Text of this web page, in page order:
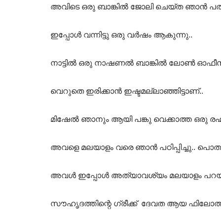
അവിടെ ഒരു ബാങ്കിൽ ജോലി ചെയ്ത ഞാൻ
ഇപ്പോൾ വന്നിട്ടു ഒരു വർഷം ആകുന്നു..
നാട്ടിൽ ഒരു നാഷണൽ ബാങ്കിൽ ലോൺ
വെറുതെ ഇരിക്കാൻ ഇഷ്ടമല്ലാഞ്ഞിട്ടാണ്..
മിഷേൽ ഞാനും ആയി പങ്കു വെക്കാത്ത ഒരു
അവളെ മലയാളം വരെ ഞാൻ പഠിപ്പിച്ചു..
അവൾ ഇപ്പോൾ അത്യാവശ്യം മലയാളം
സൗഹൃദത്തിന്റെ ഗ്രീക്ക് ദേവത ആയ